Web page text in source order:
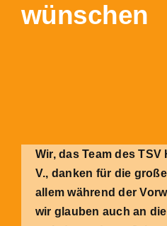
wünschen
Wir, das Team des
V., danken für die
allem während der
wir glauben auch an